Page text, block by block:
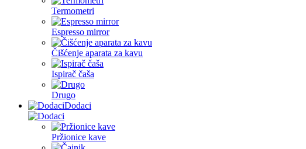
Termometri
Espresso mirror
Čišćenje aparata za kavu
Ispirač čaša
Drugo
Dodaci
Pržionice kave